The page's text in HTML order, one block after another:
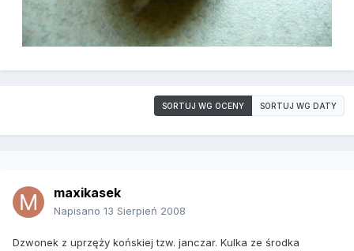
SORTUJ WG OCENY SORTUJ WG DATY
maxikasek
Napisano 13 Sierpień 2008
Dzwonek z uprzęży końskiej tzw. janczar. Kulka ze środka